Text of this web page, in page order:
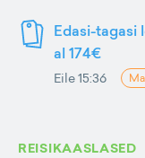
Edasi-
al 174€
Eile 15:36
REISIKAASLASED